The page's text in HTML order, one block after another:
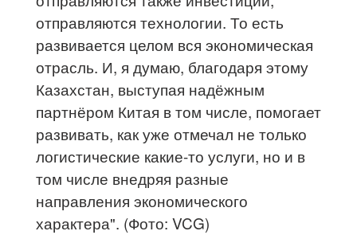
отправляются технологии. То есть
развивается целом вся экономическая
отрасль. И, я думаю, благодаря этому
Казахстан, выступая надёжным
партнёром Китая в том числе, помогает
развивать, как уже отмечал не только
логистические какие-то услуги, но и в
том числе внедряя разные
направления экономического
характера". (Фото: VCG)